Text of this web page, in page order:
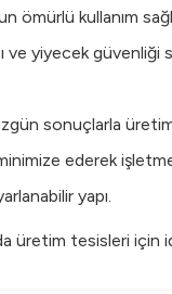
ömürlü kullanım
ve yiyecek güvenliği
sonuçlarla üretim
ederek
yapı.
üretim tesisleri için